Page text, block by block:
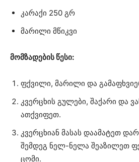
კარაქი 250 გრ
მარილი მწიკვი
მომზადების წესი:
ფქვილი, მარილი და
კვერცხის გულები, შაქარი და
ათქვიფეთ.
კვერცხიან მასას დაამატეთ
შემდეგ ნელ-ნელა შეაზილეთ
ცომი.